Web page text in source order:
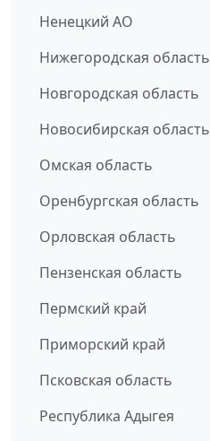
Ненецкий АО
Нижегородская область
Новгородская область
Новосибирская область
Омская область
Оренбургская область
Орловская область
Пензенская область
Пермский край
Приморский край
Псковская область
Республика Адыгея